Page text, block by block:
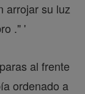
arrojar su luz
." '
al frente
ordenado a